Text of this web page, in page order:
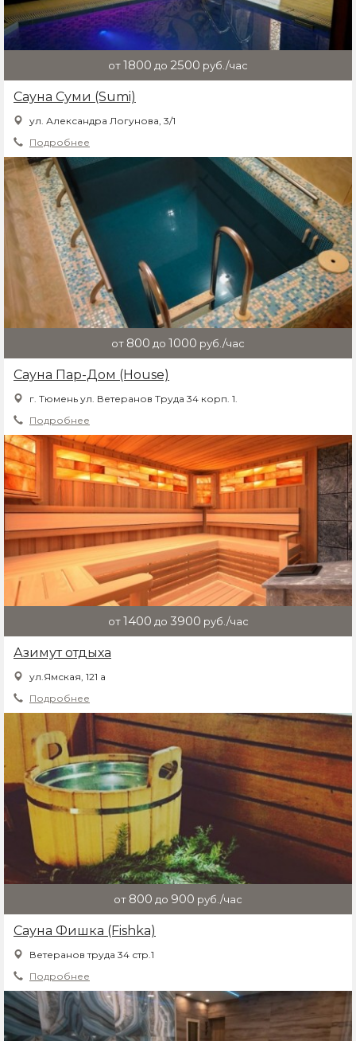
от1800 до 2500 руб./час
Сауна Суми (Sumi)
ул. Александра Логунова, 3/1
Подробнее
от 800 до 1000 руб./час
Сауна Пар-Дом (House)
г. Тюмень ул. Ветеранов Труда 34 корп. 1.
Подробнее
от1400 до 3900 руб./час
Азимут отдыха
ул.Ямская, 121 а
Подробнее
от 800 до 900 руб./час
Сауна Фишка (Fishka)
Ветеранов труда 34 стр.1
Подробнее